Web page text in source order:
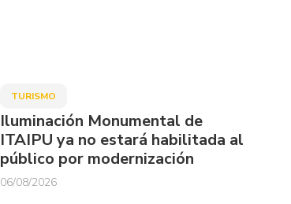
TURISMO
Iluminación Monumental de
ITAIPU ya no estará habilitada al
público por modernización
06/08/2026